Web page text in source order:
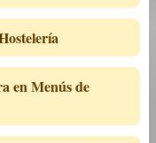
en Menús de